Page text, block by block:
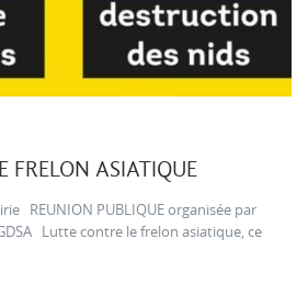
FRELON ASIATIQUE
REUNION PUBLIQUE organisée par
Lutte contre le frelon asiatique, ce